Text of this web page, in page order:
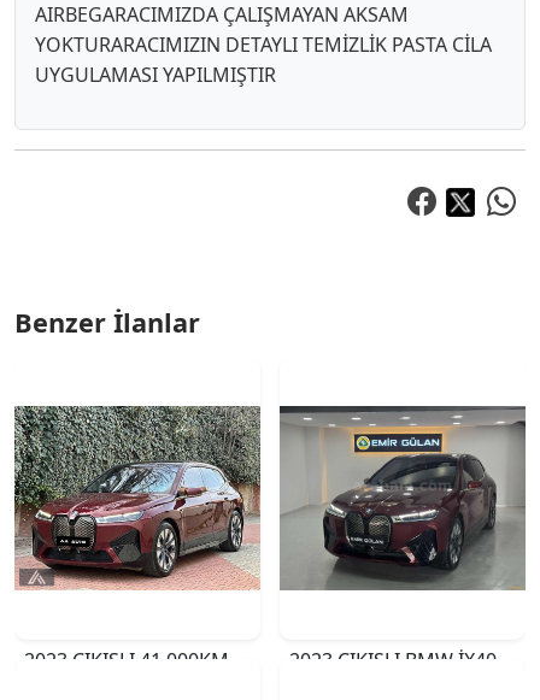
AIRBEGARACIMIZDA ÇALIŞMAYAN AKSAM
YOKTURARACIMIZIN DETAYLI TEMİZLİK PASTA CİLA
UYGULAMASI YAPILMIŞTIR
Benzer İlanlar